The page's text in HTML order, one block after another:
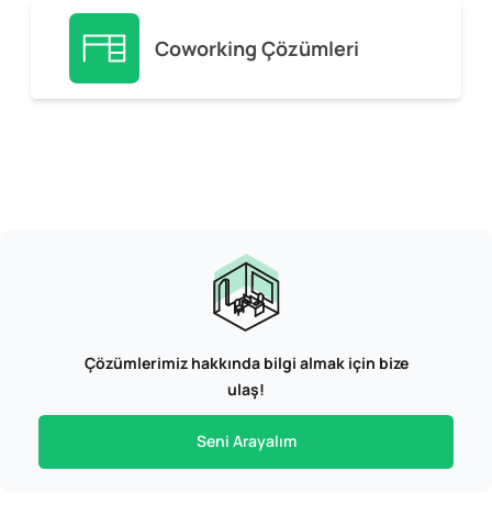
Coworking Çözümleri
Çözümlerimiz hakkında bilgi almak için bize
ulaş!
Seni Arayalım